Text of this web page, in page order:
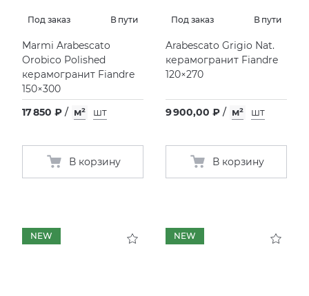
EMIL CERAMICA
EQUIPE
FIANDRE
GRESPANIA
IMOLA CERAMICA
VIDREPUR
ШКАФЫ И ПЕНАЛЫ
ДУШЕВЫЕ ОГРАЖДЕНИЯ
ИНСТАЛЛЯЦИИ И КЛАВИШИ СМЫВА
ОБОГРЕВАТЕЛИ
ПЛАСТИНЫ ИЗ ИСКУССТВЕННОГО КАМНЯ
ПОДДОНЫ
РАКОВИНЫ
ПРОФИЛИ И ПЛИНТУСЫ
РЕМОНТНЫЕ СОСТАВЫ ДЛЯ БЕТОНА
СИСТЕМА ВЫРАВНИВАНИЯ
Под заказ В пути
Marmi Arabescato
Orobico Polished
керамогранит Fiandre
150×300
17 850 ₽ / м² шт
В корзину
Под заказ В пути
Arabescato Grigio Nat.
керамогранит Fiandre
120×270
9 900,00 ₽ / м² шт
В корзину
NEW NEW